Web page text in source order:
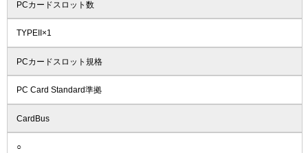
PCカードスロット数
TYPEII×1
PCカードスロット規格
PC Card Standard準拠
CardBus
○